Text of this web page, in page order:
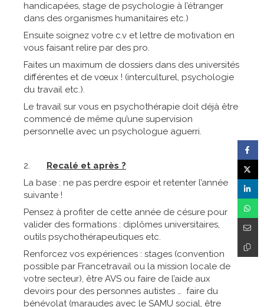
handicapées, stage de psychologie à l’étranger
dans des organismes humanitaires etc.)
Ensuite soignez votre c.v et lettre de motivation en
vous faisant relire par des pro.
Faites un maximum de dossiers dans des universités
différentes et de vœux ! (interculturel, psychologie
du travail etc.).
Le travail sur vous en psychothérapie doit déjà être
commencé de même qu’une supervision
personnelle avec un psychologue aguerri.
2. Recalé et après ?
La base : ne pas perdre espoir et retenter l’année
suivante !
Pensez à profiter de cette année de césure pour
valider des formations : diplômes universitaires,
outils psychothérapeutiques etc.
Renforcez vos expériences : stages (convention
possible par Francetravail ou la mission locale de
votre secteur), être AVS ou faire de l’aide aux
devoirs pour des personnes autistes … faire du
bénévolat (maraudes avec le SAMU social, être